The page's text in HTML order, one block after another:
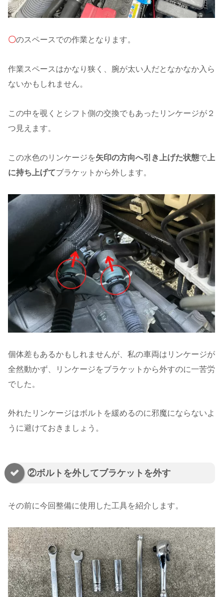
〇のスペースでの作業となります。
作業スペースはかなり狭く、腕が太い人だとなかなか入ら
ないかもしれません。
この中を覗くとシフト側の交換でもあったリンケージが２
つ見えます。
この水色のリンケージを矢印の方向へ引き上げた状態で 上
に持ち上げてブラケットから外します。
個体差もあるかもしれませんが、私の車両はリンケージが
全然動かず、リンケージをブラケットから外すのに一苦労
でした。
外れたリンケージはボルトを緩めるのに邪魔にならないよ
うに避けておきましょう。
②ボルトを外してブラケットを外す
その前に今回整備に使用した工具を紹介します。